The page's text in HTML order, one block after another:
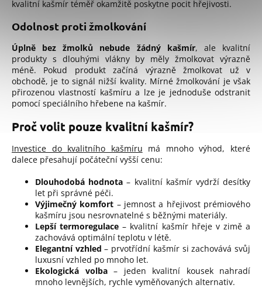
kvalitní kašmír téměř okamžitě poskytne pocit hřejivosti.
Odolnost proti žmolkování
Úplně bez žmolků nebude žádný kašmír, ale kvalitní
produkty s dlouhými vlákny by měly žmolkovat výrazně
méně. Pokud produkt začíná výrazně žmolkovat už v
obchodě, je to signál nižší kvality. Mírné žmolkování je však
přirozenou vlastností kašmíru a lze je jednoduše odstranit
pomocí speciálního hřebene na kašmír.
Proč volit pouze kvalitní kašmír?
Investice do kvalitního kašmíru má mnoho výhod, které
dalece přesahují počáteční vyšší cenu:
Dlouhodobá hodnota – kvalitní kašmír vydrží desítky
let při správné péči.
Výjimečný komfort – jemnost a hřejivost prémiového
kašmíru jsou nesrovnatelné s běžnými materiály.
Lepší termoregulace – kvalitní kašmír hřeje v zimě a
zachovává optimální teplotu v létě.
Elegantní vzhled – prvotřídní kašmír si zachovává svůj
luxusní vzhled po mnoho let.
Ekologická volba– jeden kvalitní kousek nahradí
mnoho levnějších, rychle vyměňovaných alternativ.